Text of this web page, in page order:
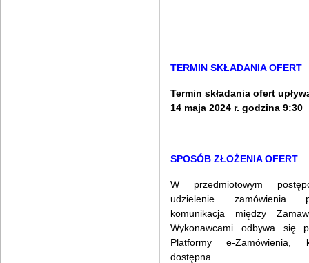
TERMIN SKŁADANIA OFERT
Termin składania ofert
14 maja 2024 r. godzina 9:30
SPOSÓB ZŁOŻENIA OFERT
W przedmiotowym
udzielenie zamówienia
komunikacja między
Wykonawcami odbywa się
Platformy e-Zamówienia,
dostępna